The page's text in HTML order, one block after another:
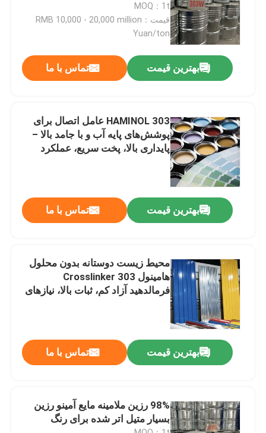
محصولات
فیلم های
دربارهی ما
کنترل کیفیت
تماس با ما
اخبار
درخواست نقل قول
MOQ：1t
قیمت：RMB 10,000 - 20,000 million
Yuan/ton
بهترین قیمت تماس با ما
HAMINOL 303 عامل اتصال برای
پوشش‌های پایه آب و با جامد بالا –
پایداری بالا، پخت سریع، عملکرد
بهترین قیمت تماس با ما
محیط زیست دوستانه بدون محلول
فرمالدهید آزاد کم، ثبات بالا، نیازهای
بهترین قیمت تماس با ما
98% رزین ملامینه مایع آمینو رزین
بسیار متیل اتر شده برای رنگ